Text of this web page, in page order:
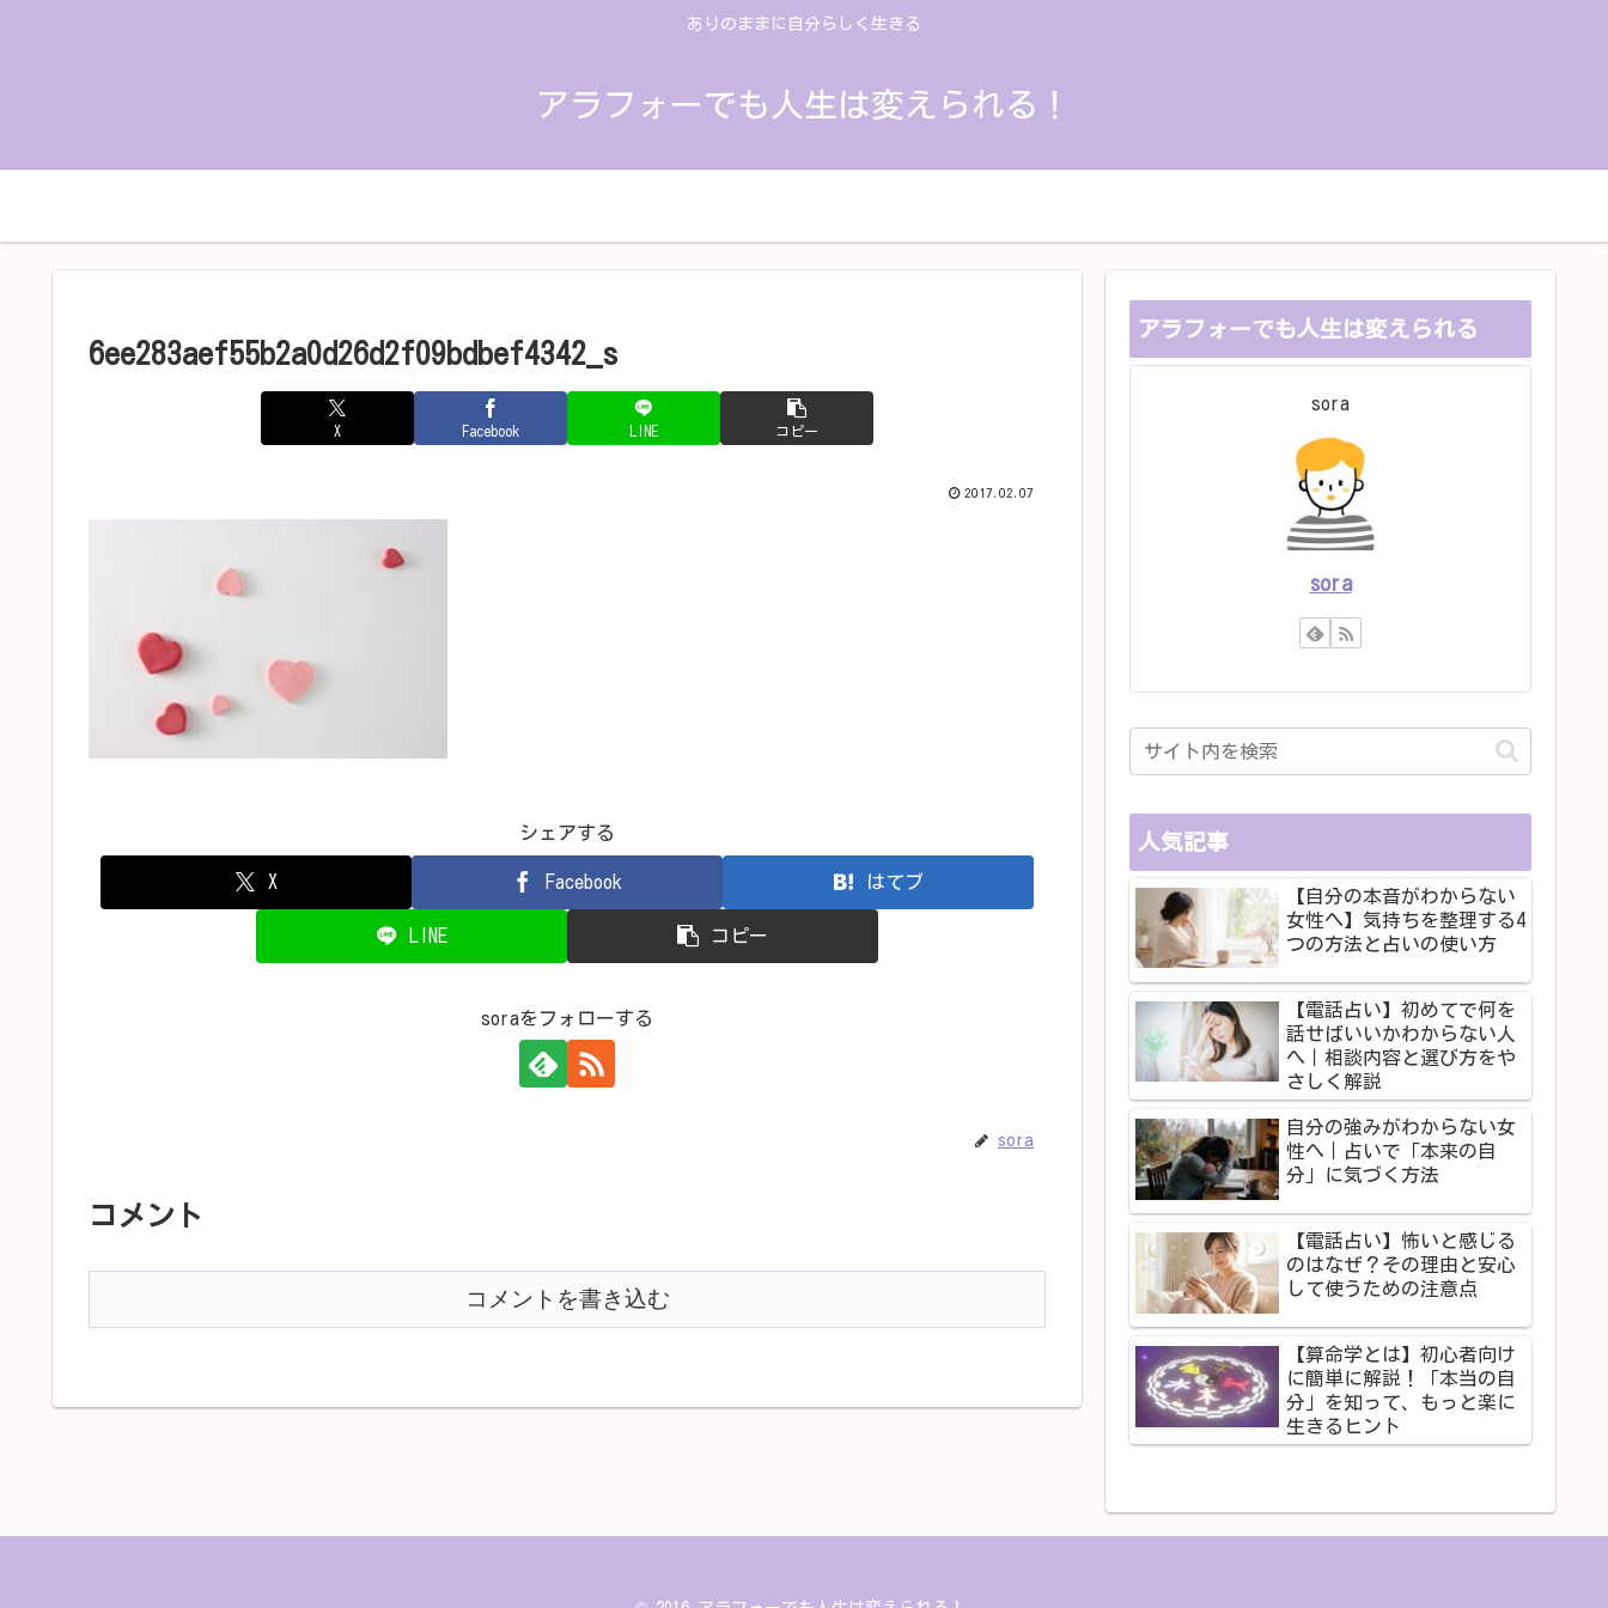
ありのままに自分らしく生きる
アラフォーでも人生は変えられる！
6ee283aef55b2a0d26d2f09bdbef4342_s
X Facebook LINE コピー
2017.02.07
シェアする
X Facebook はてブ
LINE コピー
soraをフォローする
sora
コメント
コメントを書き込む
アラフォーでも人生は変えられる
sora
sora
人気記事
【自分の本音がわからない
女性へ】気持ちを整理する4
つの方法と占いの使い方
【電話占い】初めてで何を
話せばいいかわからない人
へ｜相談内容と選び方をや
さしく解説
自分の強みがわからない女
性へ｜占いで「本来の自
分」に気づく方法
【電話占い】怖いと感じる
のはなぜ？その理由と安心
して使うための注意点
【算命学とは】初心者向け
に簡単に解説！「本当の自
分」を知って、もっと楽に
生きるヒント